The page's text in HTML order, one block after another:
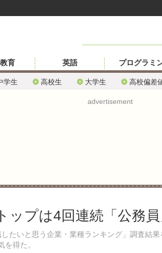
学生 高校生 大学生 高校偏差
育 英語 プログラミ
advertisement
プは4回連続「公務員
たいと思う企業・業種ランキング」調査結果
得た。